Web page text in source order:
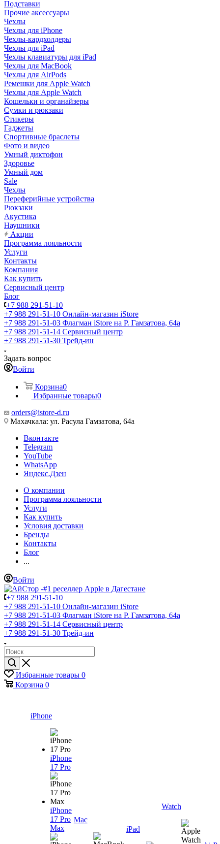
Подставки
Прочие аксессуары
Чехлы
Чехлы для iPhone
Чехлы-кардхолдеры
Чехлы для iPad
Чехлы клавиатуры для iPad
Чехлы для MacBook
Чехлы для AirPods
Ремешки для Apple Watch
Чехлы для Apple Watch
Кошельки и органайзеры
Сумки и рюкзаки
Стикеры
Гаджеты
Спортивные браслеты
Фото и видео
Умный диктофон
Здоровье
Умный дом
Sale
Чехлы
Переферийные устройства
Рюкзаки
Акустика
Наушники
Акции
Программа лояльности
Услуги
Контакты
Компания
Как купить
Сервисный центр
Блог
+7 988 291-51-10
+7 988 291-51-10 Онлайн-магазин iStore
+7 988 291-51-03 Флагман iStore на Р. Гамзатова, 64а
+7 988 291-51-14 Сервисный центр
+7 988 291-51-30 Трейд-ин
Задать вопрос
Войти
Корзина0
Избранные товары0
orders@istore-d.ru
Махачкала: ул. Расула Гамзатова, 64а
Вконтакте
Telegram
YouTube
WhatsApp
Яндекс.Дзен
О компании
Программа лояльности
Услуги
Как купить
Условия доставки
Бренды
Контакты
Блог
...
Войти
+7 988 291-51-10
+7 988 291-51-10 Онлайн-магазин iStore
+7 988 291-51-03 Флагман iStore на Р. Гамзатова, 64а
+7 988 291-51-14 Сервисный центр
+7 988 291-51-30 Трейд-ин
Избранные товары 0
Корзина 0
iPhone
iPhone
17 Pro
iPhone
17 Pro
Max
Mac
iPad
Watch